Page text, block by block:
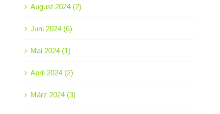
August 2024 (2)
Juni 2024 (6)
Mai 2024 (1)
April 2024 (2)
März 2024 (3)